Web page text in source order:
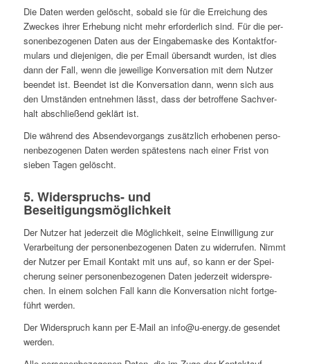
Die Daten werden gelöscht, sobald sie für die Errei­chung des
Zweckes ihrer Erhe­bung nicht mehr erfor­der­lich sind. Für die per­
so­nen­be­zo­ge­nen Daten aus der Ein­ga­be­maske des Kon­takt­for­
mu­lars und die­je­ni­gen, die per Email über­sandt wurden, ist dies
dann der Fall, wenn die jewei­lige Kon­ver­sa­tion mit dem Nutzer
beendet ist. Beendet ist die Kon­ver­sa­tion dann, wenn sich aus
den Umstän­den ent­neh­men lässt, dass der betrof­fene Sach­ver­
halt abschlie­ßend geklärt ist.
Die während des Absen­de­vor­gangs zusätz­lich erho­be­nen per­so­
nen­be­zo­ge­nen Daten werden spä­tes­tens nach einer Frist von
sieben Tagen gelöscht.
5. Wider­spruchs- und
Beseitigungsmöglichkeit
Der Nutzer hat jeder­zeit die Mög­lich­keit, seine Ein­wil­li­gung zur
Ver­ar­bei­tung der per­so­nen­be­zo­ge­nen Daten zu wider­ru­fen. Nimmt
der Nutzer per Email Kontakt mit uns auf, so kann er der Spei­
che­rung seiner per­so­nen­be­zo­ge­nen Daten jeder­zeit wider­spre­
chen. In einem solchen Fall kann die Kon­ver­sa­tion nicht fort­ge­
führt werden.
Der Wider­spruch kann per E‑Mail an info@u‑energy.de gesen­det
werden.